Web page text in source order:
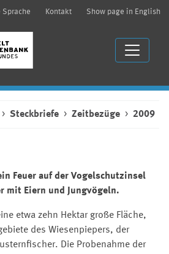
Sprache Kontakt Show page in English
Steckbriefe Zeitbezüge 2009
Feuer auf der Vogelschutzinsel
mit Eiern und Jungvögeln.
etwa zehn Hektar große Fläche,
des Wiesenpiepers, der
Die Probenahme der